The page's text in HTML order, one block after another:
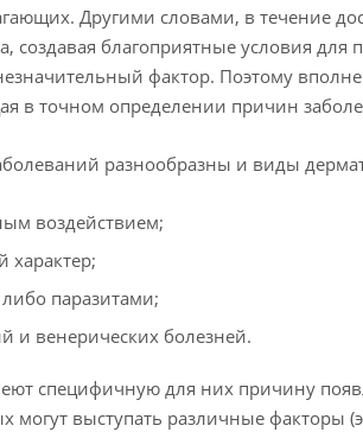
Другими словами, в течение
создавая благоприятные условия для
фактор. Поэтому
в точном определении причин
разнообразны и виды
воздействием;
паразитами;
и венерических болезней.
специфичную для них причину
могут выступать различные факторы